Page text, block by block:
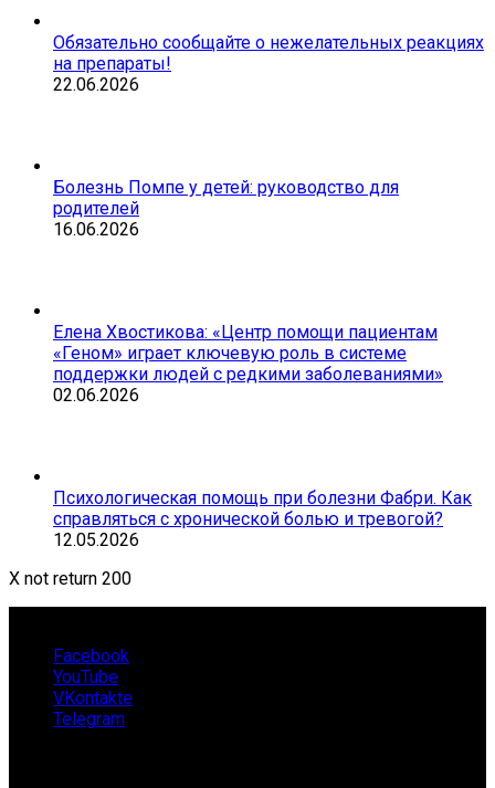
Обязательно сообщайте о нежелательных реакциях
на препараты!
22.06.2026
Болезнь Помпе у детей: руководство для
родителей
16.06.2026
Елена Хвостикова: «Центр помощи пациентам
«Геном» играет ключевую роль в системе
поддержки людей с редкими заболеваниями»
02.06.2026
Психологическая помощь при болезни Фабри. Как
справляться с хронической болью и тревогой?
12.05.2026
X not return 200
Facebook
YouTube
VKontakte
Telegram